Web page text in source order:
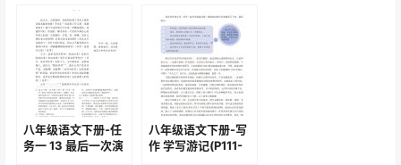
八年级语文下册-任
务一 13 最后一次演
八年级语文下册-写
作 学写游记(P111-